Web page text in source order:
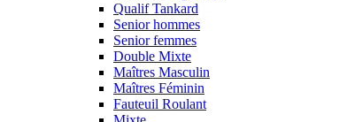
Qualif Tankard
Senior hommes
Senior femmes
Double Mixte
Maîtres Masculin
Maîtres Féminin
Fauteuil Roulant